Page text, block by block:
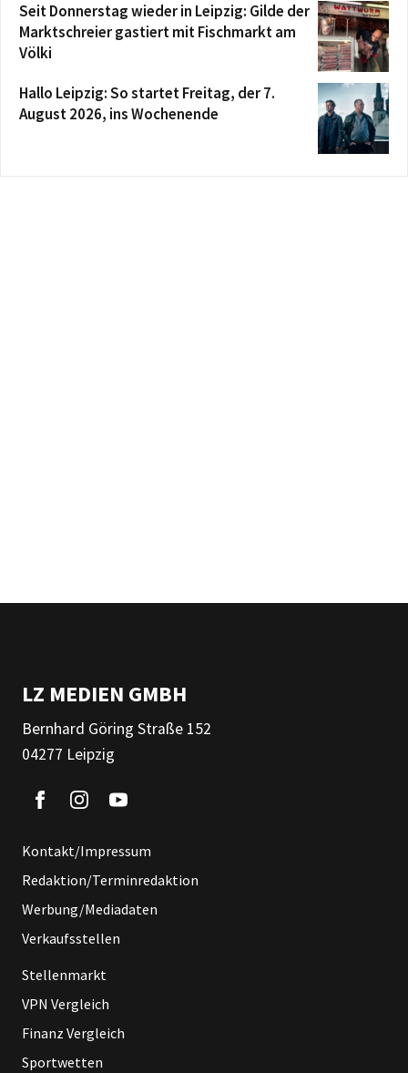
Seit Donnerstag wieder in Leipzig: Gilde der
Marktschreier gastiert mit Fischmarkt am
Völki
Hallo Leipzig: So startet Freitag, der 7.
August 2026, ins Wochenende
LZ MEDIEN GMBH
Bernhard Göring Straße 152
04277 Leipzig
Kontakt/Impressum
Redaktion/Terminredaktion
Werbung/Mediadaten
Verkaufsstellen
Stellenmarkt
VPN Vergleich
Finanz Vergleich
Sportwetten